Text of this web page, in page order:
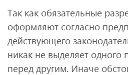
Так как обязательные
оформляют согласно
действующего
никак не выделяет одного
перед другим. Иначе